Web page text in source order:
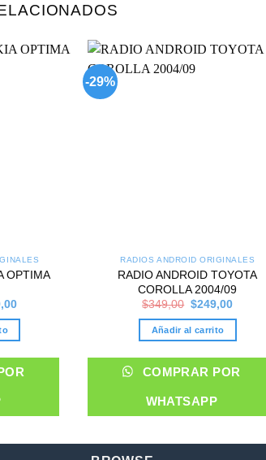
OPTIMA
Current
is:
-29%
RADIOS ANDROID ORIGINALES
RADIO ANDROID TOYOTA
COROLLA 2004/09
$349,00 Original
was:
$349,00.
$249,00Current
is:
Añadir al carrito
COMPRAR POR
WHATSAPP